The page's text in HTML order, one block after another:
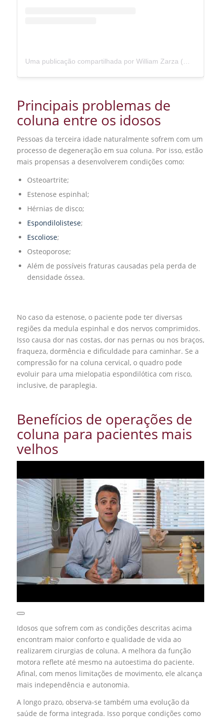
Principais problemas de
coluna entre os idosos
Pessoas da terceira idade naturalmente sofrem com um
processo de degeneração em sua coluna. Por isso, estão
mais propensas a desenvolverem condições como:
Osteoartrite;
Estenose espinhal;
Hérnias de disco;
Espondilolistese;
Escoliose;
Osteoporose;
Além de possíveis fraturas causadas pela perda de
densidade óssea.
No caso da estenose, o paciente pode ter diversas
regiões da medula espinhal e dos nervos comprimidos.
Isso causa dor nas costas, dor nas pernas ou nos braços,
fraqueza, dormência e dificuldade para caminhar. Se a
compressão for na coluna cervical, o quadro pode
evoluir para uma mielopatia espondilótica com risco,
inclusive, de paraplegia.
Benefícios de operações de
coluna para pacientes mais
velhos
Idosos que sofrem com as condições descritas acima
encontram maior conforto e qualidade de vida ao
realizarem cirurgias de coluna. A melhora da função
motora reflete até mesmo na autoestima do paciente.
Afinal, com menos limitações de movimento, ele alcança
mais independência e autonomia.
A longo prazo, observa-se também uma evolução da
saúde de forma integrada. Isso porque condições como